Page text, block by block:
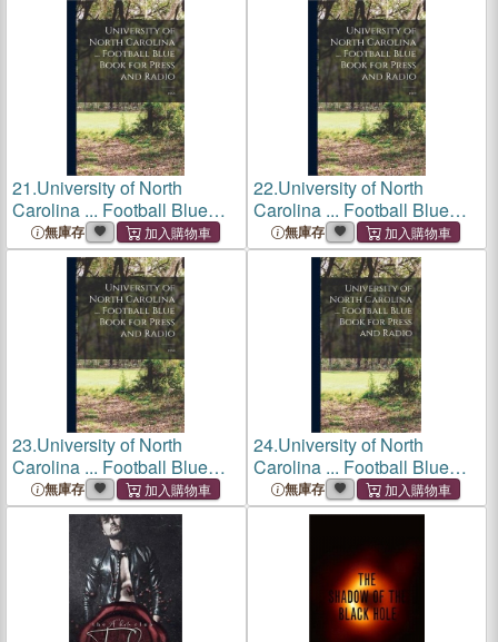
21.University of North
Carolina ... Football Blue
Book for Press and Radio;
1955
無庫存
22.University of North
Carolina ... Football Blue
Book for Press and Radio;
1947
無庫存
23.University of North
Carolina ... Football Blue
Book for Press and Radio;
1956
無庫存
24.University of North
Carolina ... Football Blue
Book for Press and Radio;
1958
無庫存